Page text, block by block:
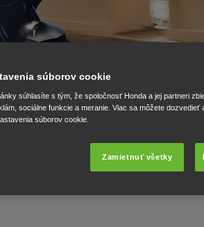
súborov cookie
súhlasíte s tým, že spoločnosť Honda a jej partneri
sociálne funkcie a meranie. Viac sa môžete
súborov cookie.
Zamietnuť všetky